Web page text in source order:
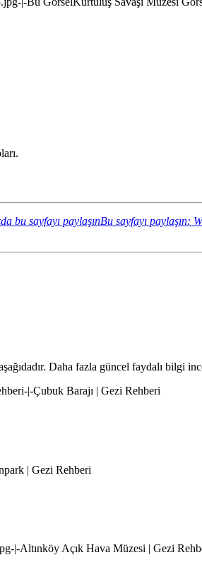
bu sayfayı paylaşınBu sayfayı paylaşın:
Daha fazla güncel faydalı bilgi
|-Çubuk Barajı | Gezi Rehberi
| Gezi Rehberi
|-Altınköy Açık Hava Müzesi | Gezi